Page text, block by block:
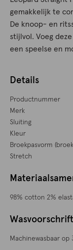
gemakkelijk te
De knoop- en
stijlvol. Voeg
een speelse en
Details
Productnummer
Merk
Sluiting
Kleur
Broekpasvorm
Stretch
98% cotton 2%
Machinewasbaar op